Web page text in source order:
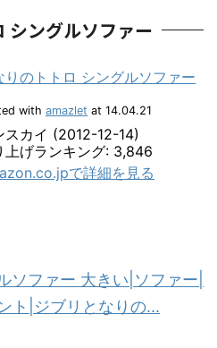
シングルソファー
りのトトロ シングルソファー
with amazlet at 14.04.21
スカイ (2012-12-14)
上げランキング: 3,846
で詳細を見る
ソファー 大きい|ソファー|
ト|ジブリとなりの...